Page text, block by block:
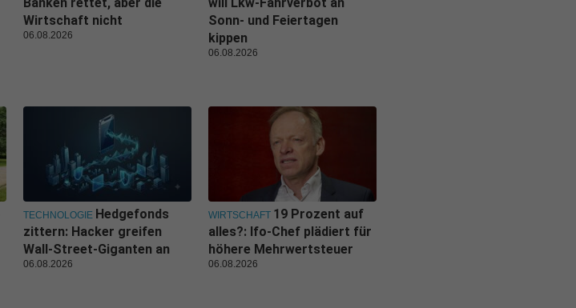
Wirtschaft nicht
06.08.2026
Sonn- und Feiertagen
kippen
06.08.2026
TECHNOLOGIE Hedgefonds
zittern: Hacker greifen
Wall-Street-Giganten an
06.08.2026
WIRTSCHAFT 19 Prozent auf
alles?: Ifo-Chef plädiert für
höhere Mehrwertsteuer
06.08.2026